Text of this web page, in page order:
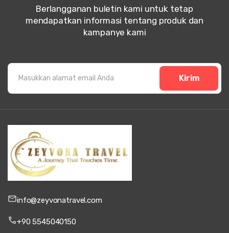
AG
Tur Pemotretan Cappadocia – Matahari Terbit &
Balon Udara Panas
'Sangat menyukai sesi foto, kenangan yang luar biasa.'
3 Juli 2025
HS
Helena Silva
Tur Pemotretan Cappadocia – Matahari Terbit &
Balon Udara Panas
Berlangganan buletin kami untuk tetap
mendapatkan informasi tentang produk dan
kampanye kami
Kirim
info@zeyvonatravel.com
+90 5545040150